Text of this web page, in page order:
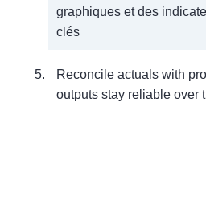
graphiques et des
clés
Reconcile actuals with
outputs stay reliable over